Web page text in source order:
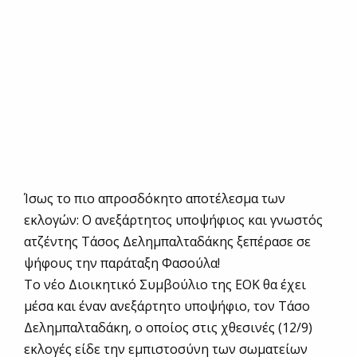
Ίσως το πιο απροσδόκητο αποτέλεσμα των
εκλογών: Ο ανεξάρτητος υποψήφιος και γνωστός
ατζέντης Τάσος Δελημπαλταδάκης ξεπέρασε σε
ψήφους την παράταξη Φασούλα!
Το νέο Διοικητικό Συμβούλιο της ΕΟΚ θα έχει
μέσα και έναν ανεξάρτητο υποψήφιο, τον Τάσο
Δελημπαλταδάκη, ο οποίος στις χθεσινές (12/9)
εκλογές είδε την εμπιστοσύνη των σωματείων